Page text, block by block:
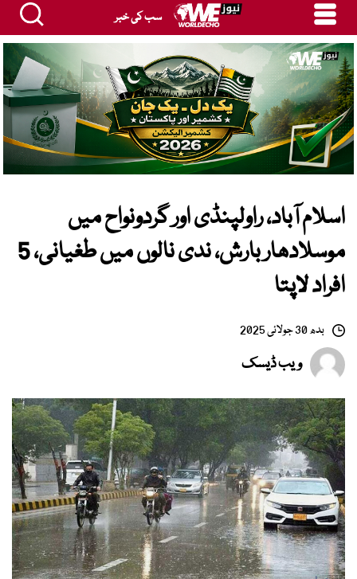
سب کی خبر
اسلام آباد، راولپنڈی اور گردونواح میں
موسلادھار بارش، ندی نالوں میں طغیانی، 5
افراد لاپتا
بدھ 30 جولائی 2025
ویب ڈیسک